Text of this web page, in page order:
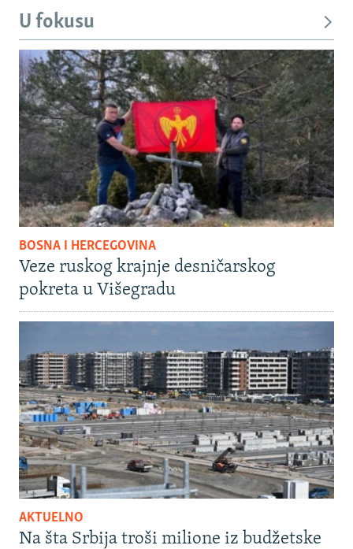
U fokusu
BOSNA I HERCEGOVINA
Veze ruskog krajnje desničarskog
pokreta u Višegradu
AKTUELNO
Na šta Srbija troši milione iz budžetske